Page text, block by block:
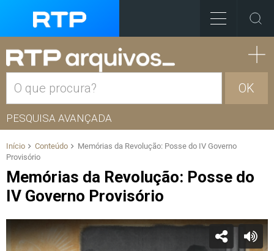
OK
PESQUISA AVANÇADA
Início Conteúdo
Memórias da Revolução: Posse do IV Governo
Provisório
Memórias da Revolução: Posse do
IV Governo Provisório